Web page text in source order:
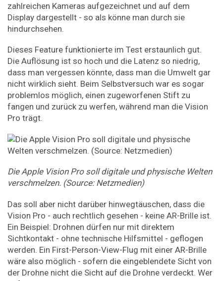
zahlreichen Kameras aufgezeichnet und auf dem
Display dargestellt - so als könne man durch sie
hindurchsehen.
Dieses Feature funktionierte im Test erstaunlich gut.
Die Auflösung ist so hoch und die Latenz so niedrig,
dass man vergessen könnte, dass man die Umwelt gar
nicht wirklich sieht. Beim Selbstversuch war es sogar
problemlos möglich, einen zugeworfenen Stift zu
fangen und zurück zu werfen, während man die Vision
Pro trägt.
Die Apple Vision Pro soll digitale und physische Welten
verschmelzen. (Source: Netzmedien)
Das soll aber nicht darüber hinwegtäuschen, dass die
Vision Pro - auch rechtlich gesehen - keine AR-Brille ist.
Ein Beispiel: Drohnen dürfen nur mit direktem
Sichtkontakt - ohne technische Hilfsmittel - geflogen
werden. Ein First-Person-View-Flug mit einer AR-Brille
wäre also möglich - sofern die eingeblendete Sicht von
der Drohne nicht die Sicht auf die Drohne verdeckt. Wer